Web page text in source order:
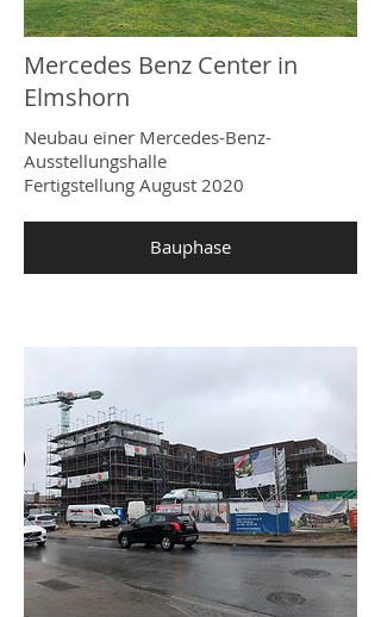
Mercedes Benz Center in
Elmshorn
Neubau einer Mercedes-Benz-
Ausstellungshalle
Fertigstellung August 2020
Bauphase